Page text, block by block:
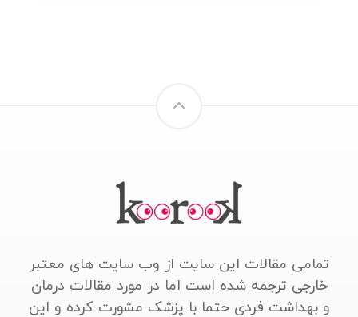
تمامی مقالات این سایت از وب سایت های معتبر
خارجی ترجمه شده است اما در مورد مقالات درمان
و بهداشت فردی حتما با پزشک مشورت کرده و این